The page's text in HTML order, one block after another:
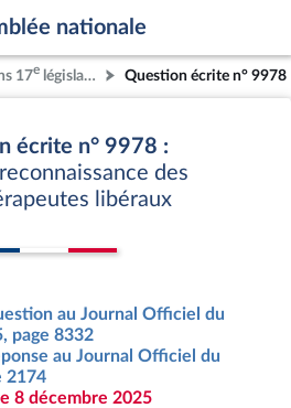
nationale
17e législature Question écrite n° 9978
écrite n° 9978 :
des
libéraux
au Journal Officiel du
page 8332
au Journal Officiel du
2174
8 décembre 2025